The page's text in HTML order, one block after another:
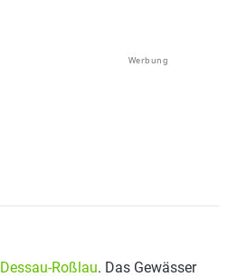
Werbung
Dessau-Roßlau. Das Gewässer